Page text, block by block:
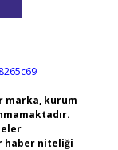
marka, kurum
haber niteliği